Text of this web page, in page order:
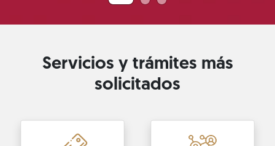
Servicios y trámites más
solicitados